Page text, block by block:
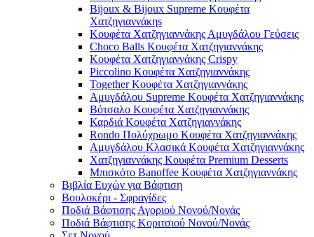
Bijoux & Bijoux Supreme Κουφέτα
Χατζηγιαννάκηs
Κουφέτα Χατζηγιαννάκης Αμυγδάλου Γεύσεις
Choco Balls Κουφέτα Χατζηγιαννάκης
Κουφέτα Χατζηγιαννάκης Crispy
Piccolino Κουφέτα Χατζηγιαννάκης
Together Κουφέτα Χατζηγιαννάκης
Αμυγδάλου Supreme Κουφέτα Χατζηγιαννάκης
Βότσαλο Κουφέτα Χατζηγιαννάκης
Καρδιά Κουφέτα Χατζηγιαννάκης
Rondo Πολύχρωμο Κουφέτα Χατζηγιαννάκης
Αμυγδάλου Κλασικά Κουφέτα Χατζηγιαννάκης
Χατζηγιαννάκης Κουφέτα Premium Desserts
Μπισκότο Banoffee Κουφέτα Χατζηγιαννάκης
Βιβλία Ευχών για Βάφτιση
Βουλοκέρι - Σφραγίδες
Ποδιά Βάφτισης Αγοριού Νονού/Νονάς
Ποδιά Βάφτισης Κοριτσιού Νονού/Νονάς